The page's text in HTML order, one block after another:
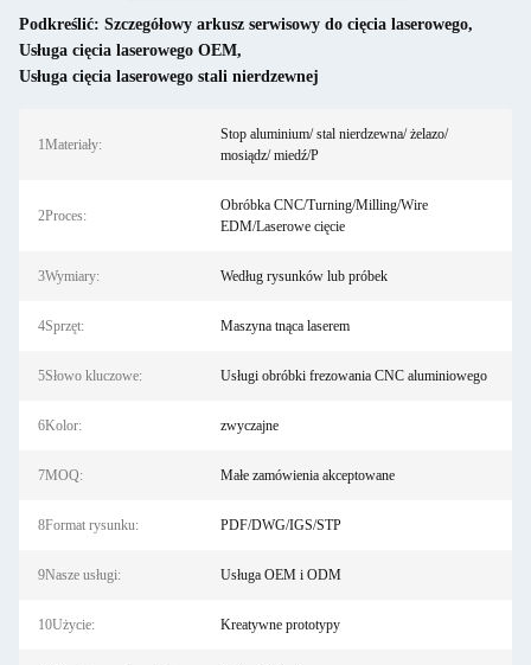
Podkreślić: Szczegółowy arkusz serwisowy do cięcia laserowego,
Usługa cięcia laserowego OEM,
Usługa cięcia laserowego stali nierdzewnej
1Materiały:
Stop aluminium/ stal nierdzewna/ żelazo/
mosiądz/ miedź/P
2Proces:
Obróbka CNC/Turning/Milling/Wire
EDM/Laserowe cięcie
3Wymiary: Według rysunków lub próbek
4Sprzęt: Maszyna tnąca laserem
5Słowo kluczowe: Usługi obróbki frezowania CNC aluminiowego
6Kolor: zwyczajne
7MOQ: Małe zamówienia akceptowane
8Format rysunku: PDF/DWG/IGS/STP
9Nasze usługi: Usługa OEM i ODM
10Użycie: Kreatywne prototypy